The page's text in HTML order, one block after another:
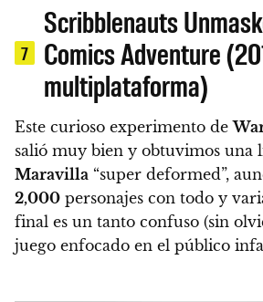
7
Scribblenauts
Comics Adventure
multiplataforma)
Este curioso experimento de
salió muy bien y obtuvimos una
Maravilla “super deformed”,
2,000 personajes con todo y
final es un tanto confuso (sin
juego enfocado en el público